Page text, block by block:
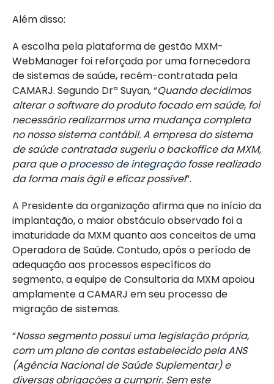
Além disso:
A escolha pela plataforma de gestão MXM-
WebManager foi reforçada por uma fornecedora
de sistemas de saúde, recém-contratada pela
CAMARJ. Segundo Drª Suyan, “Quando decidimos
alterar o software do produto focado em saúde, foi
necessário realizarmos uma mudança completa
no nosso sistema contábil. A empresa do sistema
de saúde contratada sugeriu o backoffice da MXM,
para que oprocesso de integraçãofosse realizado
da forma mais ágil e eficaz possível”.
A Presidente da organização afirma que no início da
implantação, o maior obstáculo observado foi a
imaturidade da MXM quanto aos conceitos de uma
Operadora de Saúde. Contudo, após o período de
adequação aos processos específicos do
segmento, a equipe de Consultoria da MXM apoiou
amplamente a CAMARJ em seu processo de
migração de sistemas.
“Nosso segmento possui uma legislação própria,
com um plano de contas estabelecido pelaANS
(Agência Nacional de Saúde Suplementar) e
diversas obrigações a cumprir. Sem este